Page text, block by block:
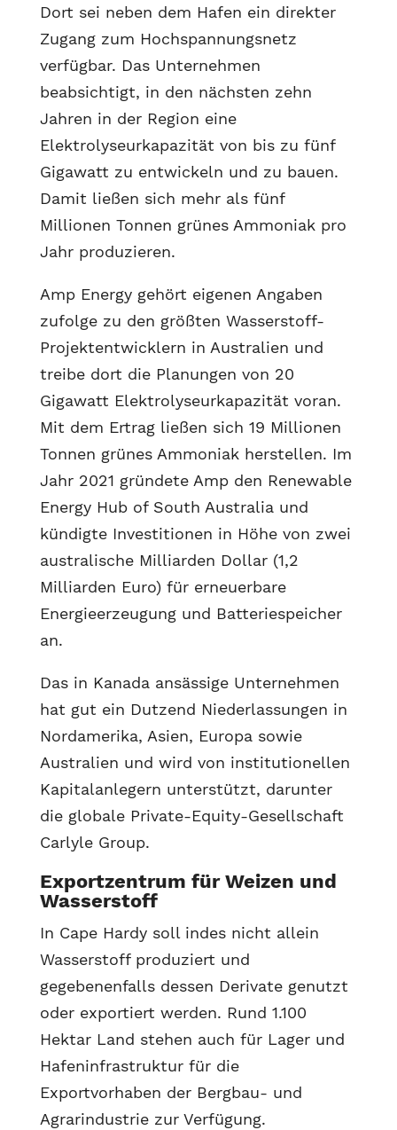
Dort sei neben dem Hafen ein direkter
Zugang zum Hochspannungsnetz
verfügbar. Das Unternehmen
beabsichtigt, in den nächsten zehn
Jahren in der Region eine
Elektrolyseurkapazität von bis zu fünf
Gigawatt zu entwickeln und zu bauen.
Damit ließen sich mehr als fünf
Millionen Tonnen grünes Ammoniak pro
Jahr produzieren.
Amp Energy gehört eigenen Angaben
zufolge zu den größten Wasserstoff-
Projektentwicklern in Australien und
treibe dort die Planungen von 20
Gigawatt Elektrolyseurkapazität voran.
Mit dem Ertrag ließen sich 19 Millionen
Tonnen grünes Ammoniak herstellen. Im
Jahr 2021 gründete Amp den Renewable
Energy Hub of South Australia und
kündigte Investitionen in Höhe von zwei
australische Milliarden Dollar (1,2
Milliarden Euro) für erneuerbare
Energieerzeugung und Batteriespeicher
an.
Das in Kanada ansässige Unternehmen
hat gut ein Dutzend Niederlassungen in
Nordamerika, Asien, Europa sowie
Australien und wird von institutionellen
Kapitalanlegern unterstützt, darunter
die globale Private-Equity-Gesellschaft
Carlyle Group.
Exportzentrum für Weizen und
Wasserstoff
In Cape Hardy soll indes nicht allein
Wasserstoff produziert und
gegebenenfalls dessen Derivate genutzt
oder exportiert werden. Rund 1.100
Hektar Land stehen auch für Lager und
Hafeninfrastruktur für die
Exportvorhaben der Bergbau- und
Agrarindustrie zur Verfügung.